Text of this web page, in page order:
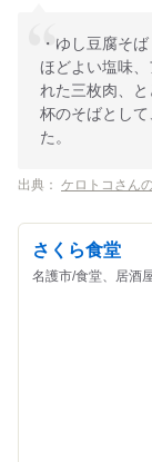
・ゆし豆腐そば
ほどよい塩味
れた三枚肉、
杯のそばとし
た。
出典： ケロトコさん
さくら食堂
名護市/食堂、居酒